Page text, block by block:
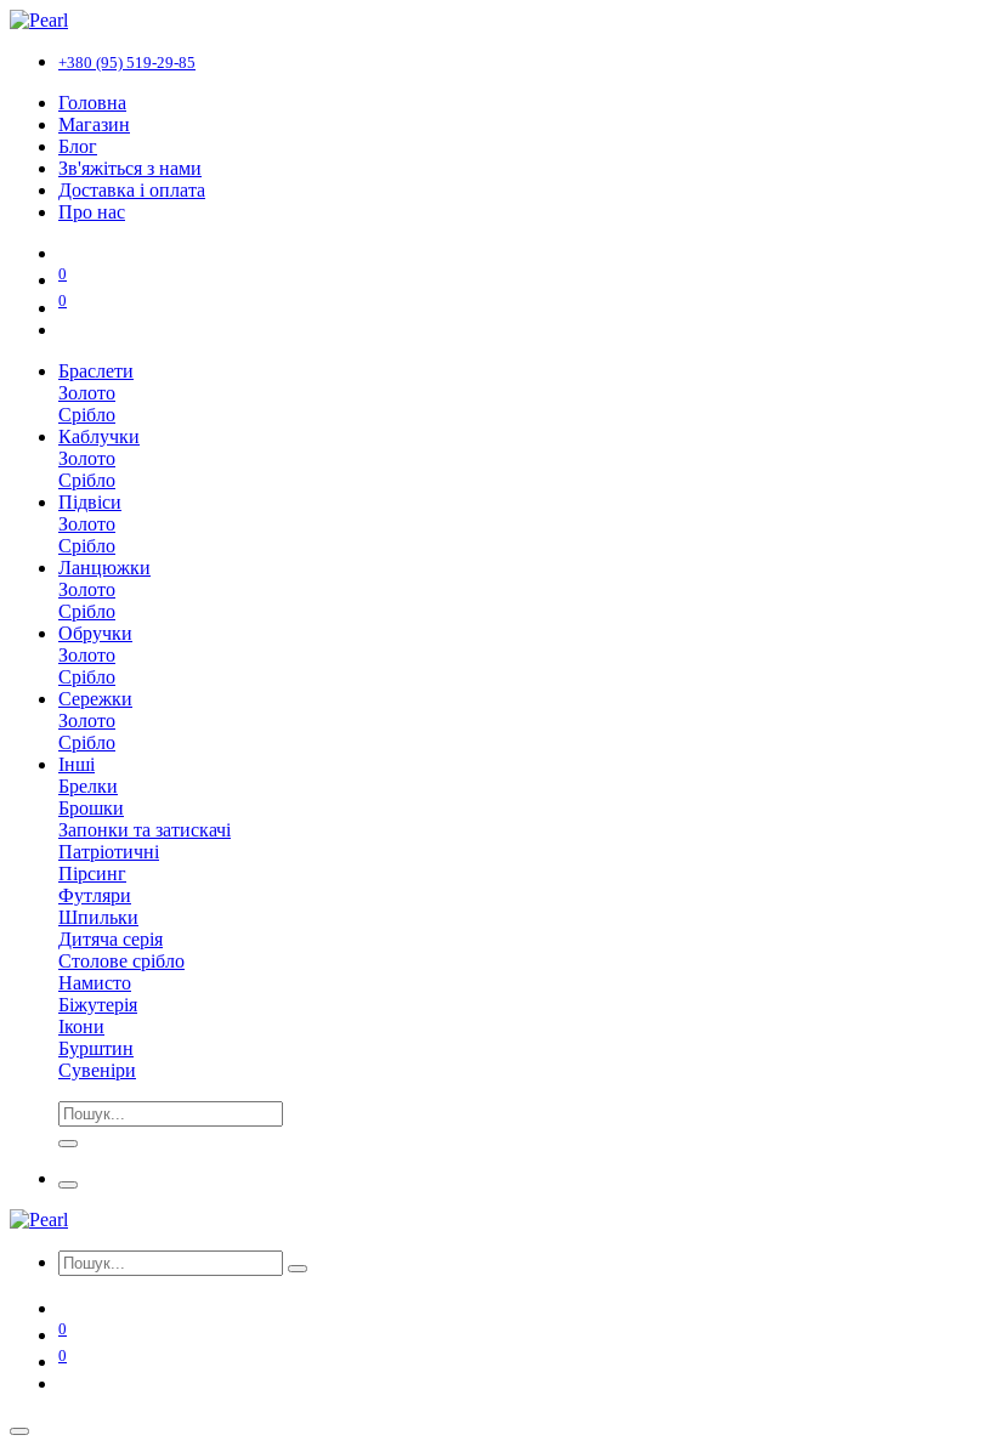
+380 (95) 519-29-85
Головна
Магазин
Блог
Зв'яжіться з нами
Доставка і оплата
Про нас
0
0
Браслети
Золото
Срібло
Каблучки
Золото
Срібло
Підвіси
Золото
Срібло
Ланцюжки
Золото
Срібло
Обручки
Золото
Срібло
Сережки
Золото
Срібло
Інші
Брелки
Брошки
Запонки та затискачі
Патріотичні
Пірсинг
Футляри
Шпильки
Дитяча серія
Столове срібло
Намисто
Біжутерія
Ікони
Бурштин
Сувеніри
0
0